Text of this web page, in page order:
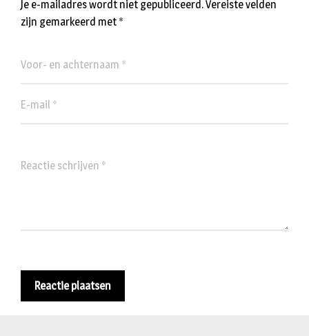
Je e-mailadres wordt niet gepubliceerd.Vereiste velden
zijn gemarkeerd met *